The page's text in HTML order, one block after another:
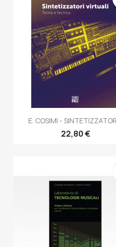
 Anteprima
E. COSIMI -
22,80 €